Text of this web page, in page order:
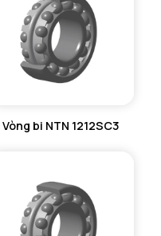
Vòng bi NTN 1212SC3